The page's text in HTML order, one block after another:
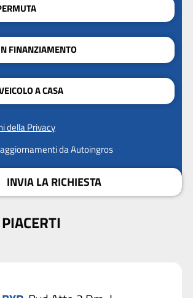
FINANZIAMENTO
A CASA
della Privacy
da Autoingros
INVIA LA RICHIESTA